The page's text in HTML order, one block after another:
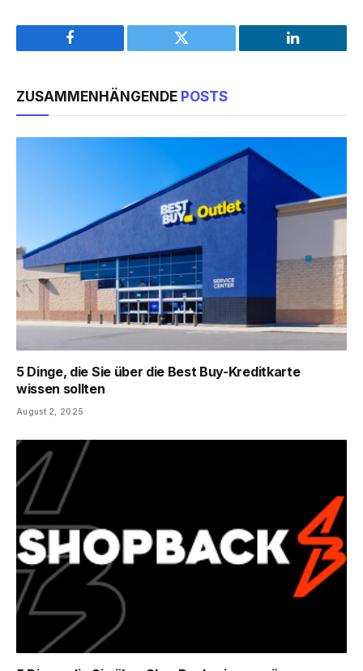
Facebook Twitter LinkedIn
ZUSAMMENHÄNGENDE POSTS
5 Dinge, die Sie über die Best Buy-Kreditkarte
wissen sollten
August 2, 2025